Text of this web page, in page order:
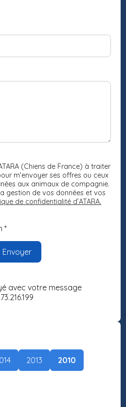
(Chiens de France) à traiter
m'envoyer ses offres ou ceux
aux animaux de compagnie.
gestion de vos données et vos
de confidentialité d’ATARA.
*
avec votre message
2013 2010